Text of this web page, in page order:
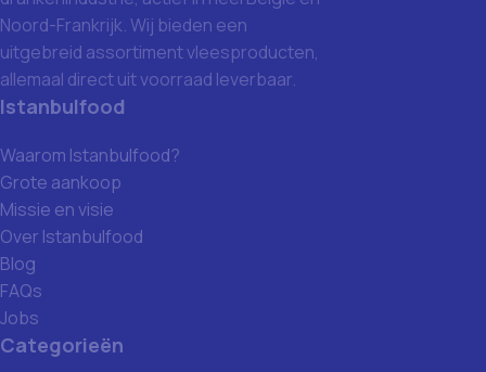
Noord-Frankrijk. Wij bieden een
uitgebreid assortiment vleesproducten,
allemaal direct uit voorraad leverbaar.
Istanbulfood
Waarom Istanbulfood?
Grote aankoop
Missie en visie
Over Istanbulfood
Blog
FAQs
Jobs
Categorieën